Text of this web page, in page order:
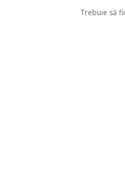
Trebuie să fii